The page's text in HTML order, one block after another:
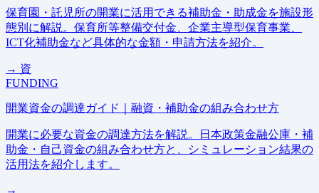
保育園・託児所の開業に活用できる補助金・助成金を施設形
態別に解説。保育所等整備交付金、企業主導型保育事業、
ICT化補助金など具体的な金額・申請方法を紹介。
→ 資
FUNDING
開業資金の調達ガイド｜融資・補助金の組み合わせ方
開業に必要な資金の調達方法を解説。日本政策金融公庫・補
助金・自己資金の組み合わせ方と、シミュレーション結果の
活用法を紹介します。
→